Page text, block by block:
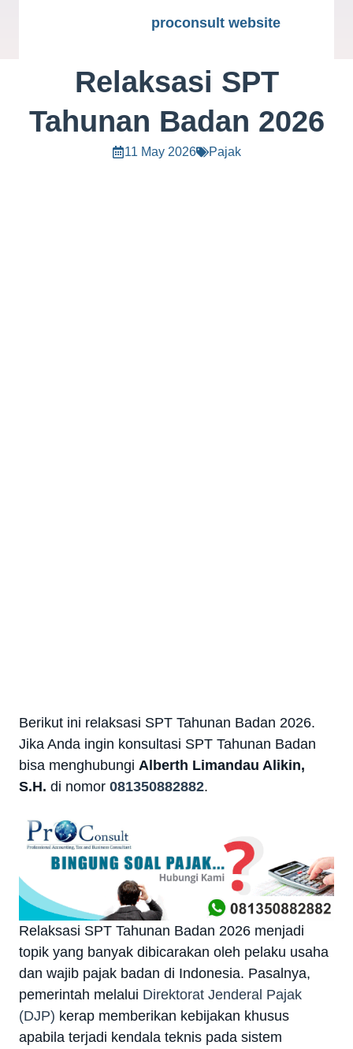
proconsult website
Relaksasi SPT
Tahunan Badan 2026
11 May 2026 Pajak
Berikut ini relaksasi SPT Tahunan Badan 2026.
Jika Anda ingin konsultasi SPT Tahunan Badan
bisa menghubungi Alberth Limandau Alikin,
S.H. di nomor 081350882882.
Relaksasi SPT Tahunan Badan 2026 menjadi
topik yang banyak dibicarakan oleh pelaku usaha
dan wajib pajak badan di Indonesia. Pasalnya,
pemerintah melalui Direktorat Jenderal Pajak
(DJP) kerap memberikan kebijakan khusus
apabila terjadi kendala teknis pada sistem